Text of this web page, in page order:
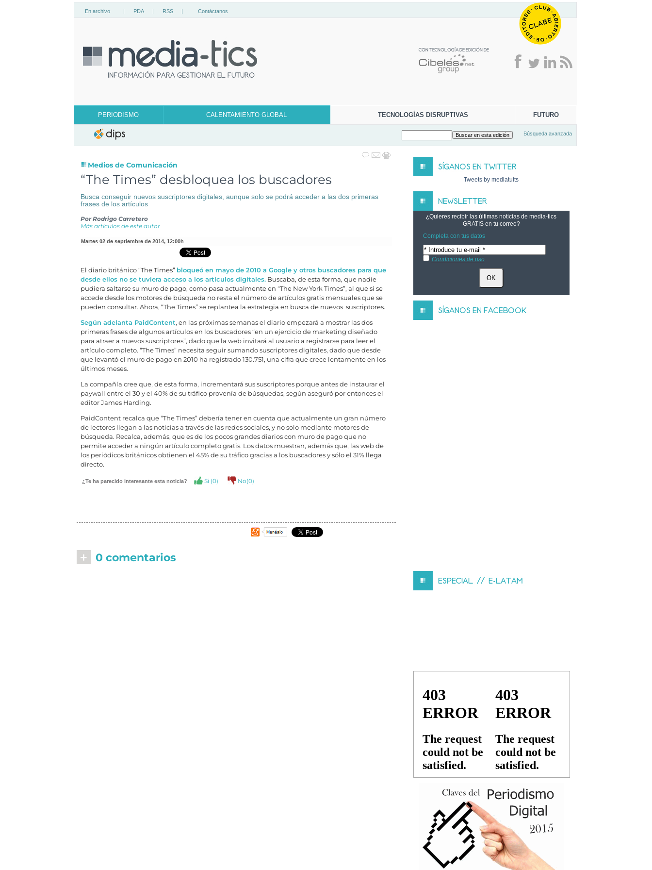
En archivo | PDA | RSS | Contáctanos
PERIODISMO CALENTAMIENTO GLOBAL TECNOLOGÍAS DISRUPTIVAS FUTURO
Búsqueda avanzada
Medios de Comunicación
“The Times” desbloquea los buscadores
Busca conseguir nuevos suscriptores digitales, aunque solo se podrá acceder a las dos primeras
frases de los artículos
PorRodrigo Carretero
Más artículos de este autor
martes 02 de septiembre de 2014, 12:00h
El diario británico “The Times” bloqueó en mayo de 2010 a Google y otros buscadores para que
desde ellos no se tuviera acceso a los artículos digitales.Buscaba, de esta forma, que nadie
pudiera saltarse su muro de pago, como pasa actualmente en “The New York Times”, al que si se
accede desde los motores de búsqueda no resta el número de artículos gratis mensuales que se
pueden consultar. Ahora, “The Times” se replantea la estrategia en busca de nuevos suscriptores.
Según adelanta PaidContent, en las próximas semanas el diario empezará a mostrar las dos
primeras frases de algunos artículos en los buscadores “en un ejercicio de marketing diseñado
para atraer a nuevos suscriptores”, dado que la web invitará al usuario a registrarse para leer el
artículo completo. “The Times” necesita seguir sumando suscriptores digitales, dado que desde
que levantó el muro de pago en 2010 ha registrado 130.751, una cifra que crece lentamente en los
últimos meses.
La compañía cree que, de esta forma, incrementará sus suscriptores porque antes de instaurar el
paywall entre el 30 y el 40% de su tráfico provenía de búsquedas, según aseguró por entonces el
editor James Harding.
PaidContent recalca que “The Times” debería tener en cuenta que actualmente un gran número
de lectores llegan a las noticias a través de las redes sociales, y no solo mediante motores de
búsqueda. Recalca, además, que es de los pocos grandes diarios con muro de pago que no
permite acceder a ningún artículo completo gratis. Los datos muestran, además que, las web de
los periódicos británicos obtienen el 45% de su tráfico gracias a los buscadores y sólo el 31% llega
directo.
¿Te ha parecido interesante esta noticia? Si (0) No(0)
+ 0 comentarios
Tweets by mediatuits
¿Quieres recibir las últimas noticias de media-tics
GRATISen tu correo?
Completa con tus datos
Condiciones de uso